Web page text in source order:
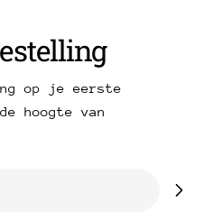
op je eerste
hoogte van